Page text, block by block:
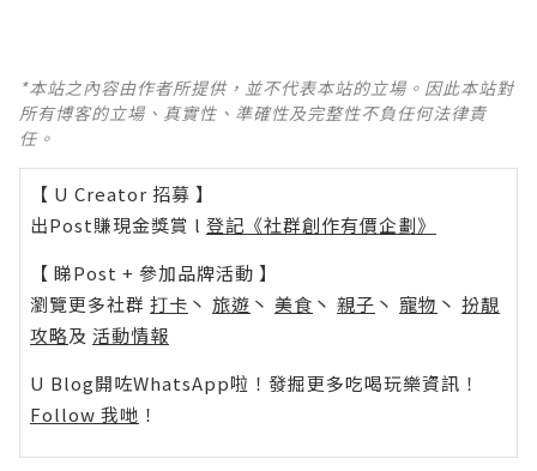
*本站之內容由作者所提供，並不代表本站的立場。因此本站對
所有博客的立場、真實性、準確性及完整性不負任何法律責
任。
【 U Creator 招募 】
出Post賺現金獎賞 l 登記《社群創作有價企劃》
【 睇Post + 參加品牌活動 】
瀏覽更多社群 打卡 丶 旅遊 丶 美食 丶 親子 丶 寵物 丶 扮靚
攻略及 活動情報
U Blog開咗WhatsApp啦！發掘更多吃喝玩樂資訊！
Follow 我哋 ！